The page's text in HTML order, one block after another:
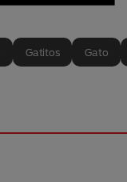
Gatitos Gato